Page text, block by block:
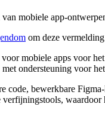
mobiele app-
om deze
mobiele apps voor
ondersteuning voor
bewerkbare
verfijningstools,